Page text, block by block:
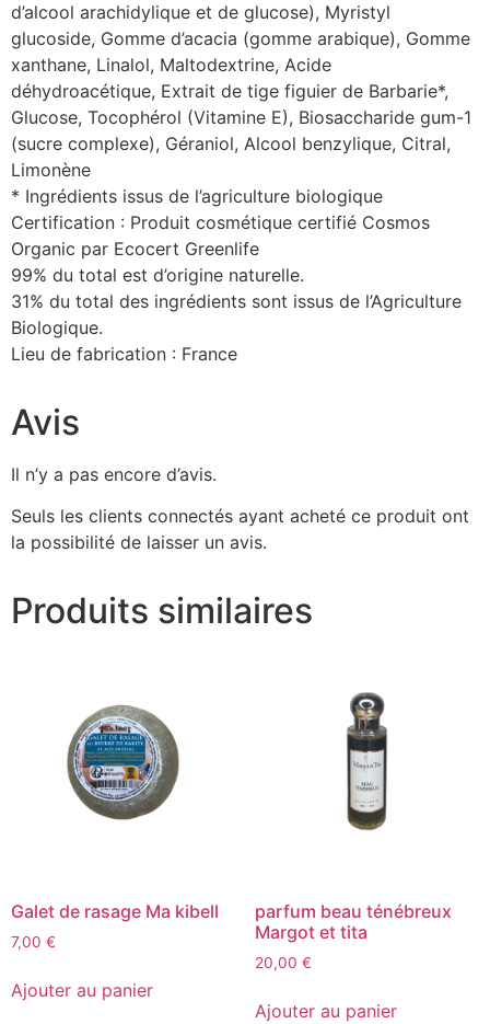
d’alcool arachidylique et de glucose), Myristyl
glucoside, Gomme d’acacia (gomme arabique), Gomme
xanthane, Linalol, Maltodextrine, Acide
déhydroacétique, Extrait de tige figuier de Barbarie*,
Glucose, Tocophérol (Vitamine E), Biosaccharide gum-1
(sucre complexe), Géraniol, Alcool benzylique, Citral,
Limonène
* Ingrédients issus de l’agriculture biologique
Certification : Produit cosmétique certifié Cosmos
Organic par Ecocert Greenlife
99% du total est d’origine naturelle.
31% du total des ingrédients sont issus de l’Agriculture
Biologique.
Lieu de fabrication : France
Avis
Il n’y a pas encore d’avis.
Seuls les clients connectés ayant acheté ce produit ont
la possibilité de laisser un avis.
Produits similaires
Galet de rasage Ma kibell
7,00 €
Ajouter au panier
parfum beau ténébreux
Margot et tita
20,00 €
Ajouter au panier